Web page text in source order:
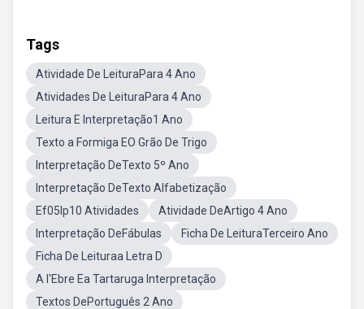
Tags
Atividade De LeituraPara 4 Ano
Atividades De LeituraPara 4 Ano
Leitura E Interpretação1 Ano
Texto a Formiga EO Grão De Trigo
Interpretação DeTexto 5º Ano
Interpretação DeTexto Alfabetização
Ef05lp10 Atividades
Atividade DeArtigo 4 Ano
Interpretação DeFábulas
Ficha De LeituraTerceiro Ano
Ficha De Leituraa Letra D
A l'Ebre Ea Tartaruga Interpretação
Textos DePortuguês 2 Ano